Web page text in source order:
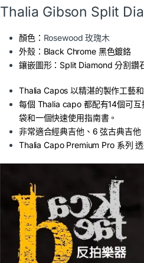
Thalia Gibson Split
顏色： Rosewood 玫瑰木
外殼：Black Chrome 黑色鍍鉻
鑲嵌圖形：Split Diamond 分割鑽
Thalia Capos 以精湛的製作工藝
每個 Thalia capo 都配有14個可
袋和一個快速使用指南書。
非常適合經典吉他、6 弦古典吉
Thalia Capo Premium Pro 系列